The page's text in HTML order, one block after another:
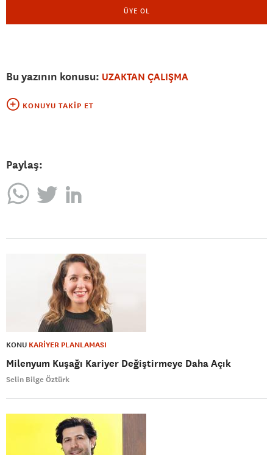
ÜYE OL
Bu yazının konusu: UZAKTAN ÇALIŞMA
KONUYU TAKIP ET
Paylaş:
KONU KARİYER PLANLAMASI
Milenyum Kuşağı Kariyer Değiştirmeye Daha Açık
Selin Bilge Öztürk